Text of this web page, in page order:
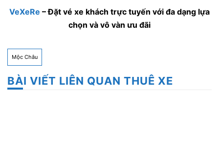
VeXeRe – Đặt vé xe khách trực tuyến với đa dạng lựa
chọn và vô vàn ưu đãi
Mộc Châu
BÀI VIẾT LIÊN QUAN THUÊ XE